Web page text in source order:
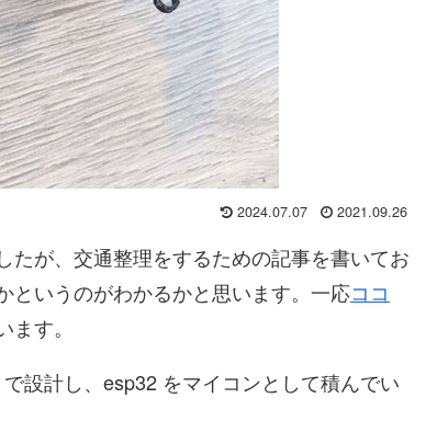
2024.07.07 2021.09.26
たが、交通整理をするための記事を書いてお
というのがわかるかと思います。一応ココ
す。
設計し、esp32 をマイコンとして積んでい